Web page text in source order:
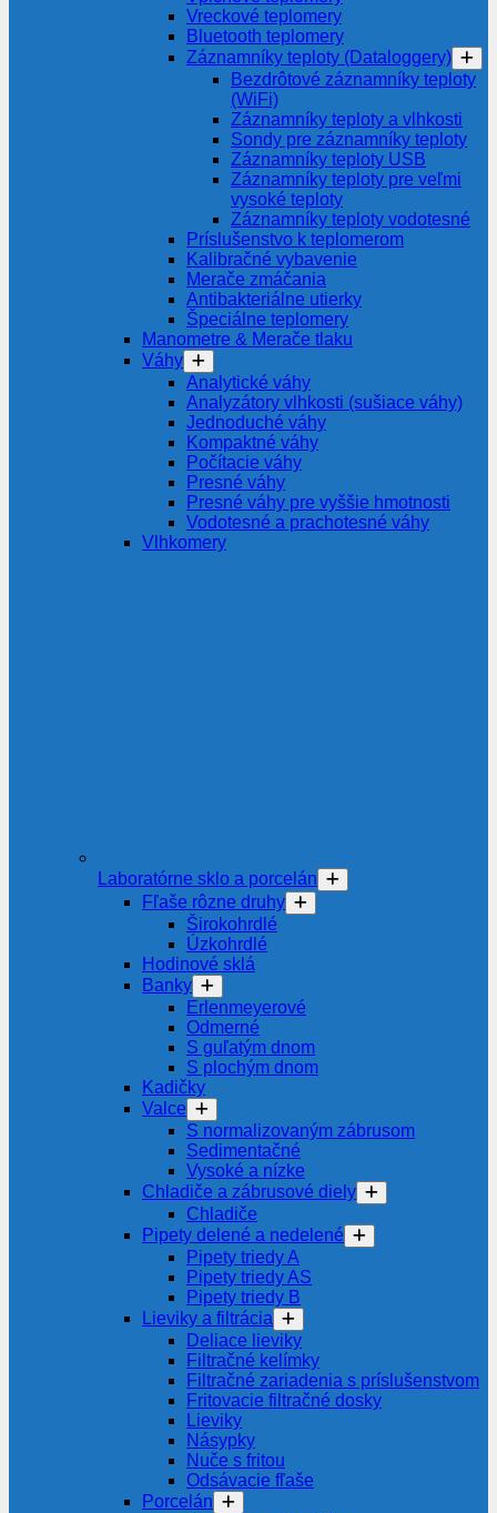
Vreckové teplomery
Bluetooth teplomery
Záznamníky teploty (Dataloggery)
Bezdrôtové záznamníky teploty
(WiFi)
Záznamníky teploty a vlhkosti
Sondy pre záznamníky teploty
Záznamníky teploty USB
Záznamníky teploty pre veľmi
vysoké teploty
Záznamníky teploty vodotesné
Príslušenstvo k teplomerom
Kalibračné vybavenie
Merače zmáčania
Antibakteriálne utierky
Špeciálne teplomery
Manometre & Merače tlaku
Váhy
Analytické váhy
Analyzátory vlhkosti (sušiace váhy)
Jednoduché váhy
Kompaktné váhy
Počítacie váhy
Presné váhy
Presné váhy pre vyššie hmotnosti
Vodotesné a prachotesné váhy
Vlhkomery
Laboratórne sklo a porcelán
Fľaše rôzne druhy
Širokohrdlé
Úzkohrdlé
Hodinové sklá
Banky
Erlenmeyerové
Odmerné
S guľatým dnom
S plochým dnom
Kadičky
Valce
S normalizovaným zábrusom
Sedimentačné
Vysoké a nízke
Chladiče a zábrusové diely
Chladiče
Pipety delené a nedelené
Pipety triedy A
Pipety triedy AS
Pipety triedy B
Lieviky a filtrácia
Deliace lieviky
Filtračné kelímky
Filtračné zariadenia s príslušenstvom
Fritovacie filtračné dosky
Lieviky
Násypky
Nuče s fritou
Odsávacie fľaše
Porcelán